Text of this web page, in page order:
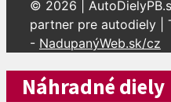
© 2026 |
partner pre autodiely |
- NadupanýWeb.sk/cz
Náhradné diely